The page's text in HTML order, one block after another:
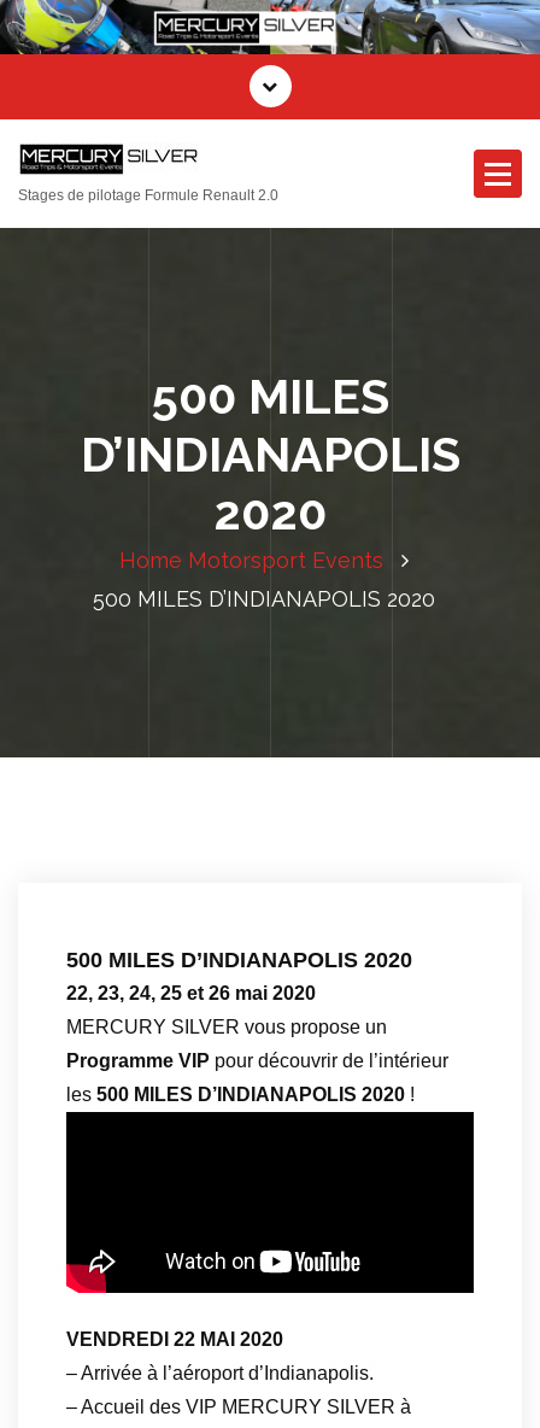
Stages de pilotage Formule Renault 2.0
500 MILES
D’INDIANAPOLIS
2020
Home Motorsport Events
500 MILES D’INDIANAPOLIS 2020
500 MILES D’INDIANAPOLIS 2020
22, 23, 24, 25 et 26 mai 2020
MERCURY SILVER vous propose un
Programme VIP pour découvrir de l’intérieur
les 500 MILES D’INDIANAPOLIS 2020 !
VENDREDI 22 MAI 2020
– Arrivée à l’aéroport d’Indianapolis.
– Accueil des VIP MERCURY SILVER à